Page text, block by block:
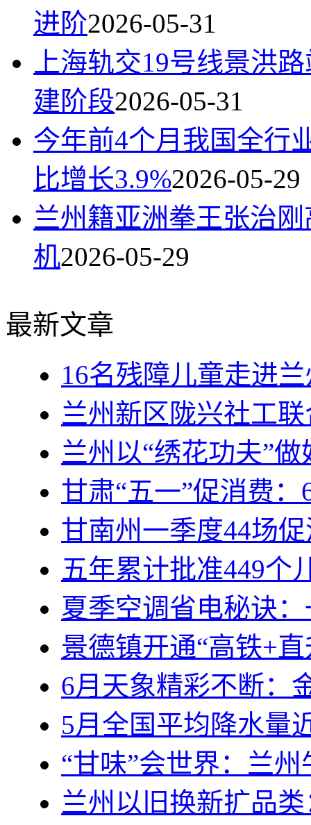
进阶2026-05-31
上海轨交19号线景洪
建阶段2026-05-31
今年前4个月我国全行
比增长3.9%2026-05-29
兰州籍亚洲拳王张治
机2026-05-29
最新文章
16名残障儿童走进
兰州新区陇兴社工
兰州以“绣花功夫”
甘肃“五一”促消费
甘南州一季度44场
五年累计批准449个
夏季空调省电秘诀
景德镇开通“高铁+
6月天象精彩不断：
5月全国平均降水量
“甘味”会世界：兰
兰州以旧换新扩品